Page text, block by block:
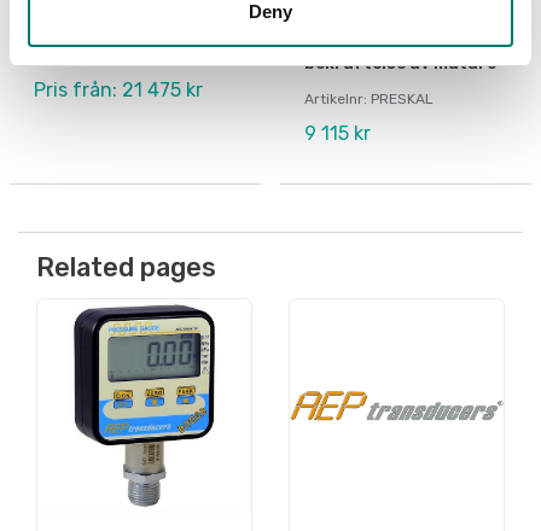
Deny
Pris från: 21 475 kr
metrologisk
bekräftelse av mätare
Artikelnr: PRESKAL
9 115 kr
Related pages